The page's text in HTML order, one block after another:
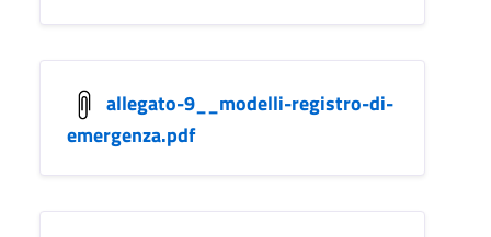
allegato-9__modelli-registro-di-
emergenza.pdf